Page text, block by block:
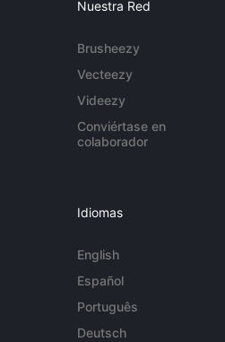
Nuestra Red
Brusheezy
Vecteezy
Videezy
Conviértase en
colaborador
Idiomas
English
Español
Português
Deutsch